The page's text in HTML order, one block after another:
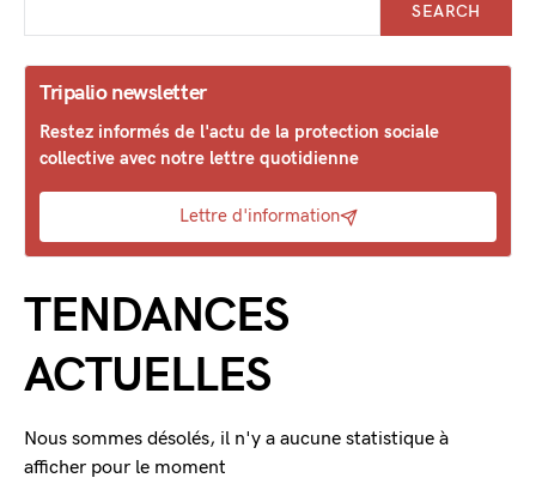
SEARCH
Tripalio newsletter
Restez informés de l'actu de la protection sociale
collective avec notre lettre quotidienne
Lettre d'information
TENDANCES
ACTUELLES
Nous sommes désolés, il n'y a aucune statistique à
afficher pour le moment